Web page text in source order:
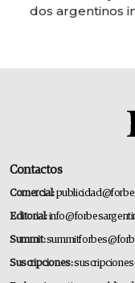
dos argentinos
Contactos
Comercial:
Editorial:
Summit:
Suscripciones: